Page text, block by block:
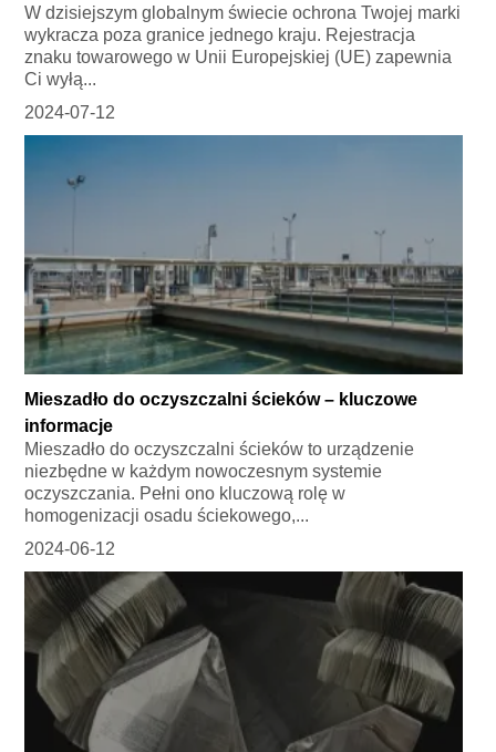
W dzisiejszym globalnym świecie ochrona Twojej marki
wykracza poza granice jednego kraju. Rejestracja
znaku towarowego w Unii Europejskiej (UE) zapewnia
Ci wyłą...
2024-07-12
Mieszadło do oczyszczalni ścieków – kluczowe
informacje
Mieszadło do oczyszczalni ścieków to urządzenie
niezbędne w każdym nowoczesnym systemie
oczyszczania. Pełni ono kluczową rolę w
homogenizacji osadu ściekowego,...
2024-06-12